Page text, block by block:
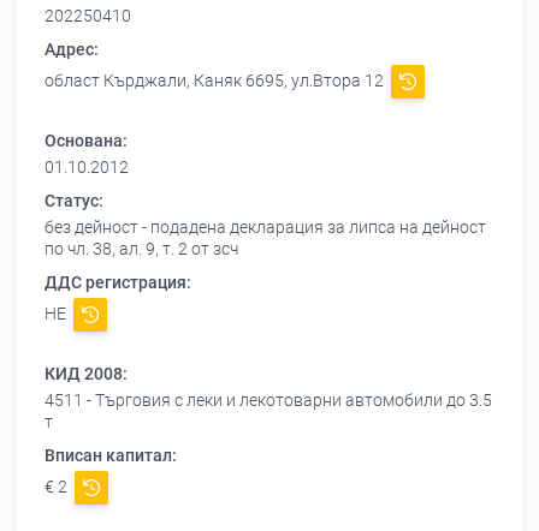
202250410
Адрес:
област Кърджали, Каняк 6695, ул.Втора 12
Основана:
01.10.2012
Статус:
без дейност - подадена декларация за липса на дейност
по чл. 38, ал. 9, т. 2 от зсч
ДДС регистрация:
НЕ
КИД 2008:
4511 - Търговия с леки и лекотоварни автомобили до 3.5
т
Вписан капитал:
€ 2